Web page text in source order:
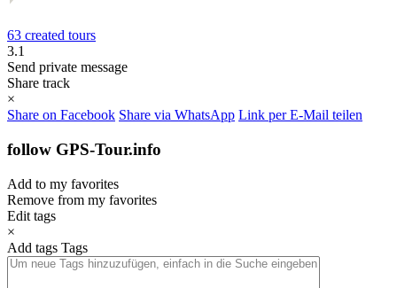
63 created tours
3.1
Send private message
Share track
×
Share on Facebook Share via WhatsApp Link per E-Mail teilen
follow GPS-Tour.info
Add to my favorites
Remove from my favorites
Edit tags
×
Add tags Tags